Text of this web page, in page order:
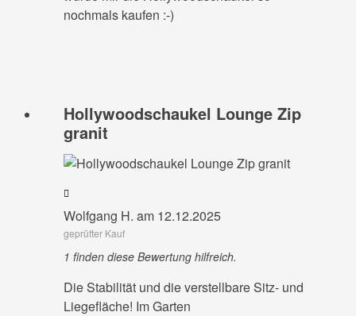
nochmals kaufen :-)
Hollywoodschaukel Lounge Zip
granit
Wolfgang H. am 12.12.2025
geprüfter Kauf
1 finden diese Bewertung hilfreich.
Die Stabilität und die verstellbare Sitz- und
Liegefläche! Im Garten